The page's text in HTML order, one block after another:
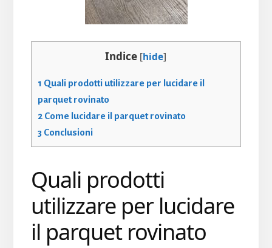
Indice [hide]
1 Quali prodotti utilizzare per lucidare il
parquet rovinato
2Come lucidare il parquet rovinato
3 Conclusioni
Quali prodotti
utilizzare per lucidare
il parquet rovinato